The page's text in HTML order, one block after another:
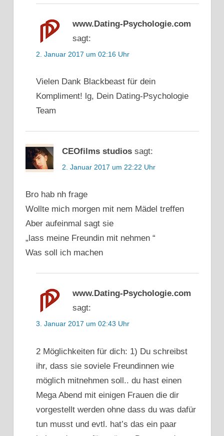
www.Dating-Psychologie.com
sagt:
2. Januar 2017 um 02:16 Uhr
Vielen Dank Blackbeast für dein
Kompliment! lg, Dein Dating-Psychologie
Team
CEOfilms studios sagt:
2. Januar 2017 um 22:22 Uhr
Bro hab nh frage
Wollte mich morgen mit nem Mädel treffen
Aber aufeinmal sagt sie
„lass meine Freundin mit nehmen “
Was soll ich machen
www.Dating-Psychologie.com
sagt:
3. Januar 2017 um 02:43 Uhr
2 Möglichkeiten für dich: 1) Du schreibst
ihr, dass sie soviele Freundinnen wie
möglich mitnehmen soll.. du hast einen
Mega Abend mit einigen Frauen die dir
vorgestellt werden ohne dass du was dafür
tun musst und evtl. hat’s das ein paar